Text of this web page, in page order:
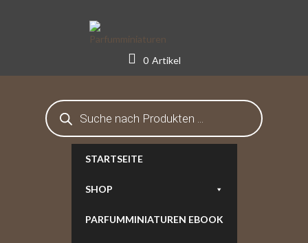
0 Artikel
STARTSEITE
SHOP
PARFUMMINIATUREN EBOOK
Products
search